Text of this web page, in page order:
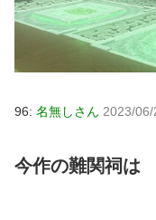
96: 名無しさん 2023/
今作の難関祠は